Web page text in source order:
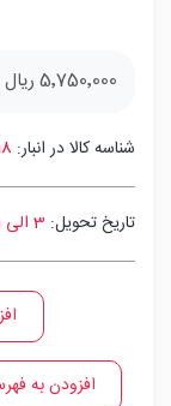
5٬750٬000 ریال
شناسه کالا در انبار:
تاریخ تحویل: 3 الی 5 روز
افزودن به